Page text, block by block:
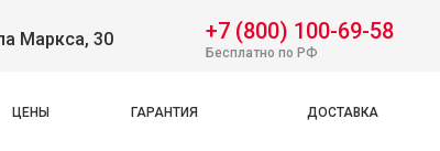
Маркса, 30 +7 (800) 100-69-58
Бесплатно по РФ
ЦЕНЫ ГАРАНТИЯ ДОСТАВКА